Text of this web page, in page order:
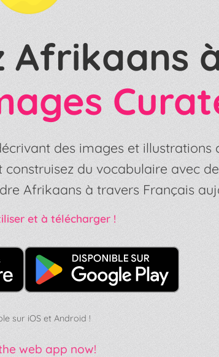
Afrikaans
des images et illustrations
du vocabulaire avec
Afrikaans à travers Français
et à télécharger !
sur iOS et Android !
web app now!